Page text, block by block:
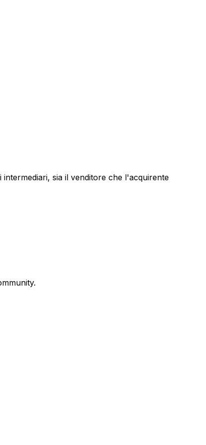
sia il venditore che l'acquirente